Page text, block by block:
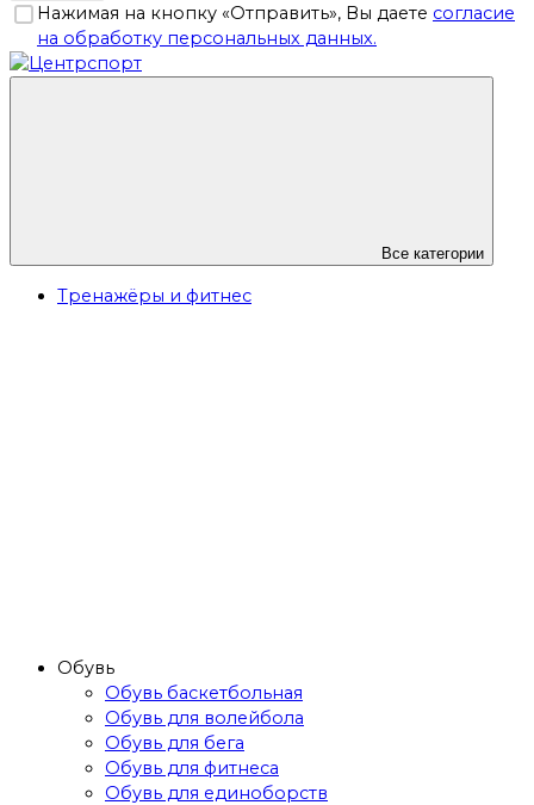
Нажимая на кнопку «Отправить», Вы даете согласие
на обработку персональных данных.
Все категории
Тренажёры и фитнес
Обувь
Обувь баскетбольная
Обувь для волейбола
Обувь для бега
Обувь для фитнеса
Обувь для единоборств